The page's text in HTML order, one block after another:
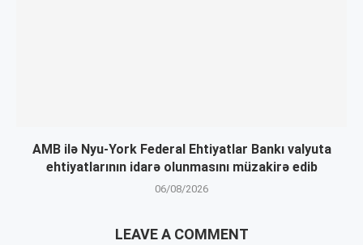
AMB ilə Nyu-York Federal Ehtiyatlar Bankı valyuta
ehtiyatlarının idarə olunmasını müzakirə edib
06/08/2026
LEAVE A COMMENT